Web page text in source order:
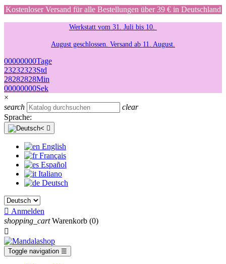
Kostenloser Versand für alle Bestellungen über 39 € in Deutschland
Werkstatt vom 31. Juli bis 10.
August geschlossen. Versand ab 11. August.
00000000Tage
23232323Std
28282828Min
00000000Sek
×
search
clear
Sprache:

English
Français
Español
Italiano
Deutsch
 Anmelden
shopping_cart Warenkorb (0)

Toggle navigation ☰